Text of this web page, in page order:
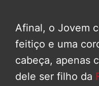
Afinal, o Jovem
feitiço e uma
cabeça, apenas
dele ser filho da